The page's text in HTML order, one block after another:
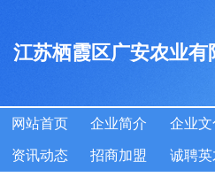
江苏栖霞区广安农业有
网站首页 企业简介 企业文
资讯动态 招商加盟 诚聘英